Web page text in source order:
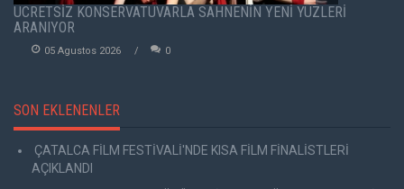
ÜCRETSİZ KONSERVATUVARLA SAHNENİN YENİ YÜZLERİ
ARANIYOR
05 Agustos 2026 0
SON EKLENENLER
ÇATALCA FİLM FESTİVALİ'NDE KISA FİLM FİNALİSTLERİ
AÇIKLANDI